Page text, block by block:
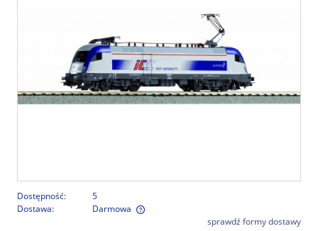
Dostępność:
5
Dostawa:
Darmowa
Cena nie zawiera ewentualnych kosztów płatnościsprawdź formy dostawy